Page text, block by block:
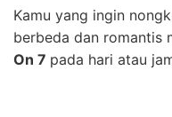
Kamu yang ingin
berbeda dan romantis
On 7 pada hari atau